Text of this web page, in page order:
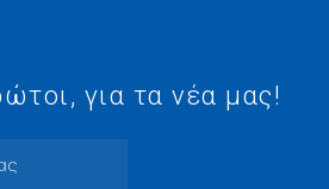
MICHELIN
90/100-21 MICHELIN
για τα νέα μας!